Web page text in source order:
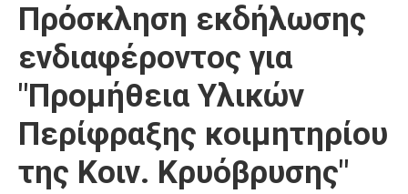
Προσκλήσεις
Αποφάσεις
Τηλέφωνα
Καιρός
Πρόσκληση εκδήλωσης
ενδιαφέροντος για
"Προμήθεια Υλικών
Περίφραξης κοιμητηρίου
της Κοιν. Κρυόβρυσης"